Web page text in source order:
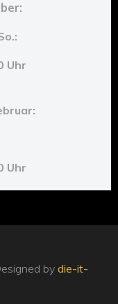
Uhr
Uhr
by die-it-